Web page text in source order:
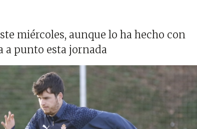
miércoles, aunque lo ha hecho con
a punto esta jornada